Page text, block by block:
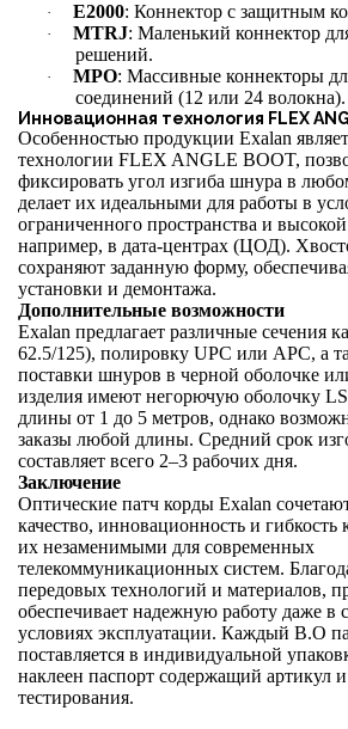
· E2000: Коннектор с защитным
· MTRJ: Маленький коннектор
решений.
· MPO: Массивные коннекторы
соединений (12 или 24 волокна).
Инновационная технология FLEX
Особенностью продукции Exalan
технологии FLEX ANGLE BOOT,
фиксировать угол изгиба шнура в
делает их идеальными для работы в
ограниченного пространства и
например, в дата-центрах (ЦОД).
сохраняют заданную форму,
установки и демонтажа.
Дополнительные возможности
Exalan предлагает различные сечения
62.5/125), полировку UPC или APC, а
поставки шнуров в черной оболочке
изделия имеют негорючую оболочку
длины от 1 до 5 метров, однако
заказы любой длины. Средний срок
составляет всего 2–3 рабочих дня.
Заключение
Оптические патч корды Exalan
качество, инновационность и гибкость
их незаменимыми для современных
телекоммуникационных систем.
передовых технологий и материалов,
обеспечивает надежную работу даже
условиях эксплуатации. Каждый В.О
поставляется в индивидуальной
наклеен паспорт содержащий артикул и
тестирования.